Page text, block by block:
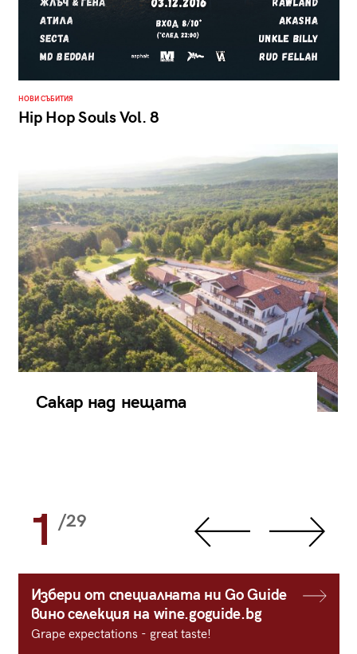
НОВИ СЪБИТИЯ
Hip Hop Souls Vol. 8
Сакар над нещата
1 /29
Избери от специалната ни Go Guide
вино селекция на wine.goguide.bg
Grape expectations - great taste!